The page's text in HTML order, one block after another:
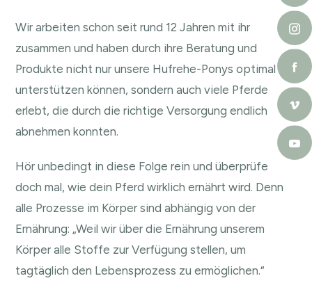
Wir arbeiten schon seit rund 12 Jahren mit ihr
zusammen und haben durch ihre Beratung und
Produkte nicht nur unsere Hufrehe-Ponys optimal
unterstützen können, sondern auch viele Pferde
erlebt, die durch die richtige Versorgung endlich
abnehmen konnten.
Hör unbedingt in diese Folge rein und überprüfe
doch mal, wie dein Pferd wirklich ernährt wird. Denn
alle Prozesse im Körper sind abhängig von der
Ernährung: „Weil wir über die Ernährung unserem
Körper alle Stoffe zur Verfügung stellen, um
tagtäglich den Lebensprozess zu ermöglichen.“